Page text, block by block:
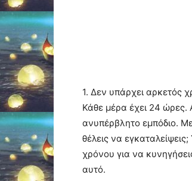
1. Δεν υπάρχει αρκετός
Κάθε μέρα έχει 24 ώρες.
ανυπέρβλητο εμπόδιο.
θέλεις να
χρόνου για να
αυτό.